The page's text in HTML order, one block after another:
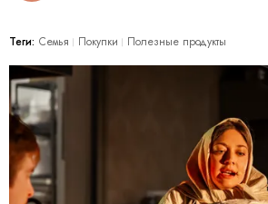
Теги: Семья Покупки Полезные продукты